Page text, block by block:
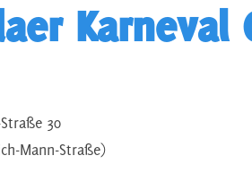
Karneval
30
Mann-Straße)